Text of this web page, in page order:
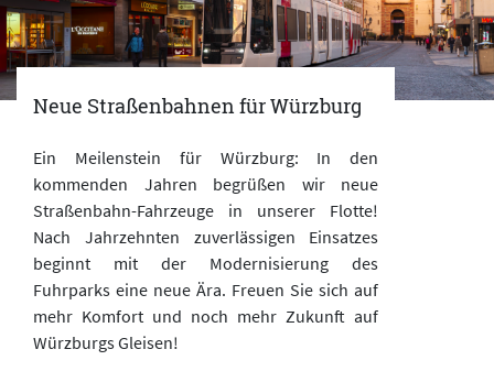
Neue Straßenbahnen für Würzburg
Ein Meilenstein für Würzburg: In den
kommenden Jahren begrüßen wir neue
Straßenbahn-Fahrzeuge in unserer Flotte!
Nach Jahrzehnten zuverlässigen Einsatzes
beginnt mit der Modernisierung des
Fuhrparks eine neue Ära. Freuen Sie sich auf
mehr Komfort und noch mehr Zukunft auf
Würzburgs Gleisen!